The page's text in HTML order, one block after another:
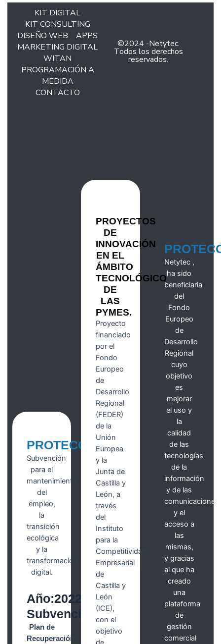
KIT DIGITAL
KIT CONSULTING
DISEÑO WEB
APPS
MARKETING DIGITAL
WITAN
PROGRAMACIÓN A
MEDIDA
CONTACTO
©2024 -Netytec.
Todos los derechos
reservados.
PROTECOM
Subvención
para el
mantenimiento
del
empleo,
la
transición
ecológica
y la
transformación
digital.
Año:2022
Subvención:5.000€
Plan de
Recuperación,
PROYECTOS
DE
INNOVACIÓN
EN EL
ÁMBITO
TECNOLÓGICO
DE
LAS
PYMES.
Proyecto
financiado
por el
Fondo
Europeo
de
Desarrollo
Regional
(FEDER)
de la
Unión
Europea
y la
Junta de
Castilla y
León, a
través
del
Instituto
para la
Competitividad
Empresarial
de
Castilla y
León
(ICE),
con el
objetivo
Netytec ,
ha sido
beneficiaria
del
Fondo
Europeo
de
Desarrollo
Regional
cuyo
objetivo
es
mejorar
el uso y
la
calidad
de las
tecnologías
de la
información
y de las
comunicaciones
y el
acceso a
las
mismas,
y gracias
al que ha
creado
una
plataforma
de
gestión
comercial